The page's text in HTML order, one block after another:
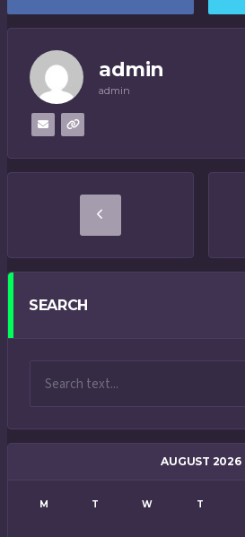
admin
admin
SEARCH
AUGUST 2026
M T W T